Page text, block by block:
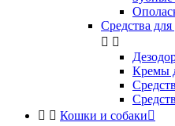
Средства для
 
Кремы
  Кошки и собаки